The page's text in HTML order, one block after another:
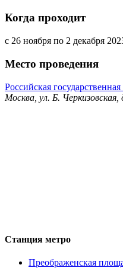
Когда проходит
с 26 ноября по 2 декабря
Место проведения
Российская
Москва, ул. Б. Черкизовская,
Станция метро
Преображенская